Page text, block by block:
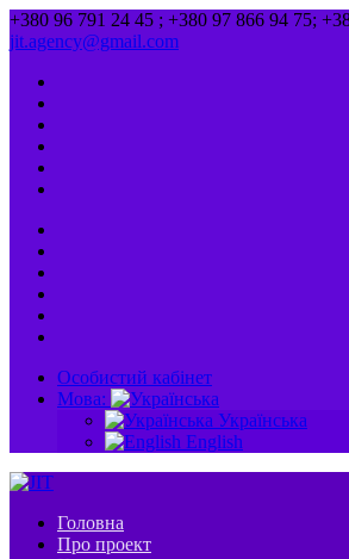
+380 96 791 24 45 ; +380 97 866 94 75;
jit.agency@gmail.com
Особистий кабінет
Мова:
Українська
English
Головна
Про проект